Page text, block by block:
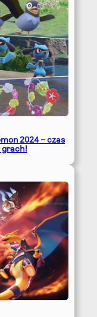
2024 – czas
grach!